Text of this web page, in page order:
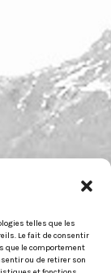
telles que les
Le fait de consentir
que le comportement
ou de retirer son